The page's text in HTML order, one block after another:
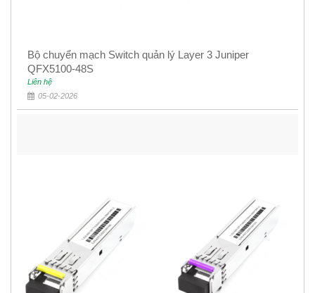
Bộ chuyển mạch Switch quản lý Layer 3 Juniper
QFX5100-48S
Liên hệ
05-02-2026